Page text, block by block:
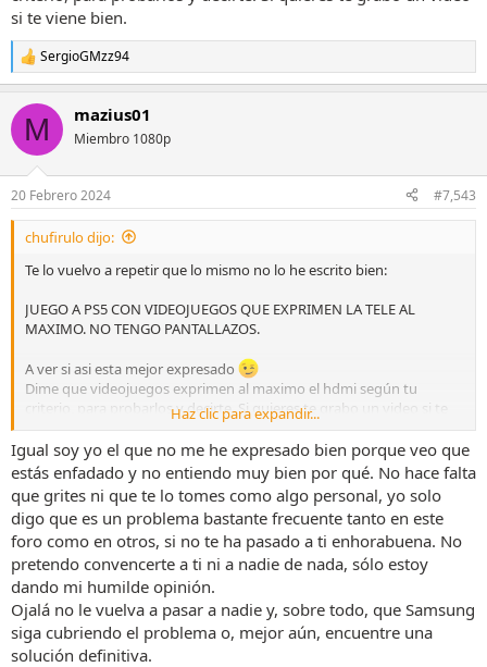
si te viene bien.
R
e
c
i
e
s
SergioGMzz94
M mazius01
Miembro 1080p
20 Febrero 2024 #7,543
chufirulo dijo:
Te lo vuelvo a repetir que lo mismo no lo he escrito bien:
JUEGO A PS5 CON VIDEOJUEGOS QUE EXPRIMEN LA TELE AL
MAXIMO. NO TENGO PANTALLAZOS.
A ver si asi esta mejor expresado
Dime que videojuegos exprimen al maximo el hdmi según tu
criterio, para probarlos y decirte. Si quieres te grabo un video si te
viene bien.
Haz clic para expandir...
Igual soy yo el que no me he expresado bien porque veo que
estás enfadado y no entiendo muy bien por qué. No hace falta
que grites ni que te lo tomes como algo personal, yo solo
digo que es un problema bastante frecuente tanto en este
foro como en otros, si no te ha pasado a ti enhorabuena. No
pretendo convencerte a ti ni a nadie de nada, sólo estoy
dando mi humilde opinión.
Ojalá no le vuelva a pasar a nadie y, sobre todo, que Samsung
siga cubriendo el problema o, mejor aún, encuentre una
solución definitiva.